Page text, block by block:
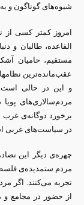
شیوه‌های گوناگون و
امروز کمتر کسی از
القاعده، طالبان و
مستقیم، حامیان
عقب‌مانده‌ترین
و این در حالی است
مردم‌سالاری‌های
برخورد دوگانه‌ی غرب
در سیاست‌های غربی
چهره‌ی دیگر این
مردم ستمدیده‌ی
تجربه می‌کنند. اگر
از حضور در مجامع و